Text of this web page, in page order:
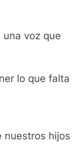
voz que
lo que falta
nuestros hijos